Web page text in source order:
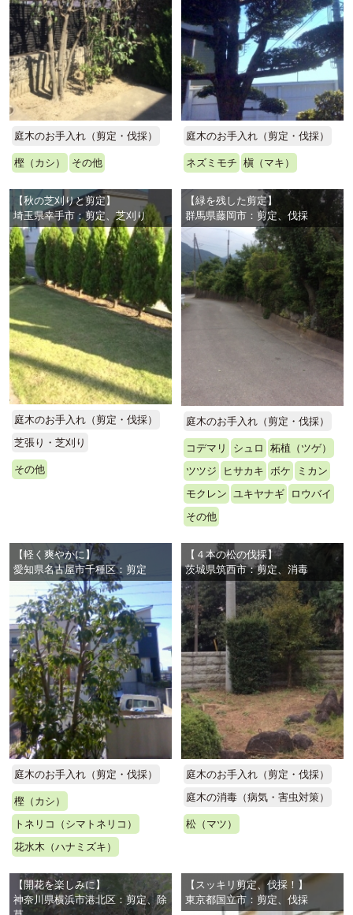
庭木のお手入れ（剪定・伐採）
樫（カシ） その他
庭木のお手入れ（剪定・伐採）
ネズミモチ 槇（マキ）
【秋の芝刈りと剪定】
埼玉県幸手市：剪定、芝刈り
庭木のお手入れ（剪定・伐採）
芝張り・芝刈り
その他
【緑を残した剪定】
群馬県藤岡市：剪定、伐採
庭木のお手入れ（剪定・伐採）
コデマリ シュロ
柘植（ツゲ）
ツツジ
ヒサカキ ボケ
ミカン
モクレン
ユキヤナギ
ロウバイ
その他
【軽く爽やかに】
愛知県名古屋市千種区：剪定
庭木のお手入れ（剪定・伐採）
樫（カシ）
トネリコ（シマトネリコ）
花水木（ハナミズキ）
【４本の松の伐採】
茨城県筑西市：剪定、消毒
庭木のお手入れ（剪定・伐採）
庭木の消毒（病気・害虫対策）
松（マツ）
【開花を楽しみに】
神奈川県横浜市港北区：剪定、除
【スッキリ剪定、伐採！】
東京都国立市：剪定、伐採